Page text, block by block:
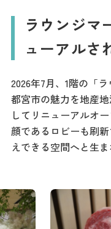
ラウンジマ
ューアルさ
2026年7月、1階の「
都宮市の魅力を地産
してリニューアルオ
顔であるロビーも刷
えできる空間へと生ま